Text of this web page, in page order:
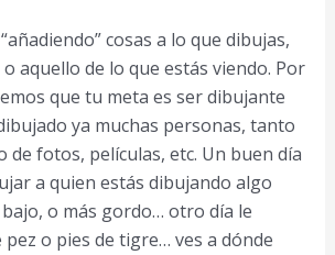
cosas a lo que dibujas,
aquello de lo que estás viendo. Por
que tu meta es ser dibujante
ya muchas personas, tanto
de fotos, películas, etc. Un buen día
a quien estás dibujando algo
o más gordo… otro día le
o pies de tigre… ves a dónde